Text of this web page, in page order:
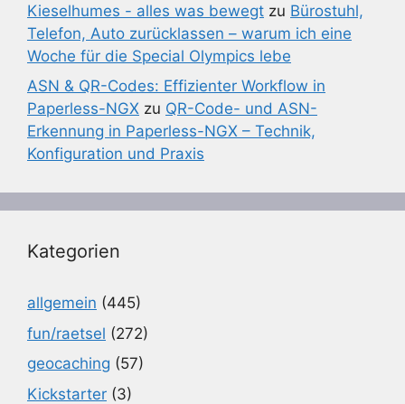
Kieselhumes - alles was bewegt zu Bürostuhl,
Telefon, Auto zurücklassen – warum ich eine
Woche für die Special Olympics lebe
ASN & QR-Codes: Effizienter Workflow in
Paperless-NGX zu QR-Code- und ASN-
Erkennung in Paperless-NGX – Technik,
Konfiguration und Praxis
Kategorien
allgemein (445)
fun/raetsel (272)
geocaching (57)
Kickstarter (3)